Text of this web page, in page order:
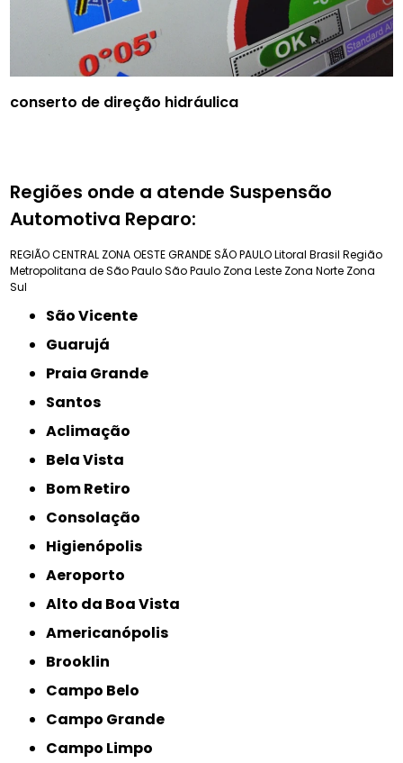
conserto de direção hidráulica
Regiões onde a atende Suspensão
Automotiva Reparo:
REGIÃO CENTRAL ZONA OESTEGRANDE SÃO PAULOLitoral Brasil Região
Metropolitana de São PauloSão Paulo Zona Leste Zona Norte Zona
Sul
São Vicente
Guarujá
Praia Grande
Santos
Aclimação
Bela Vista
Bom Retiro
Consolação
Higienópolis
Aeroporto
Alto da Boa Vista
Americanópolis
Brooklin
Campo Belo
Campo Grande
Campo Limpo